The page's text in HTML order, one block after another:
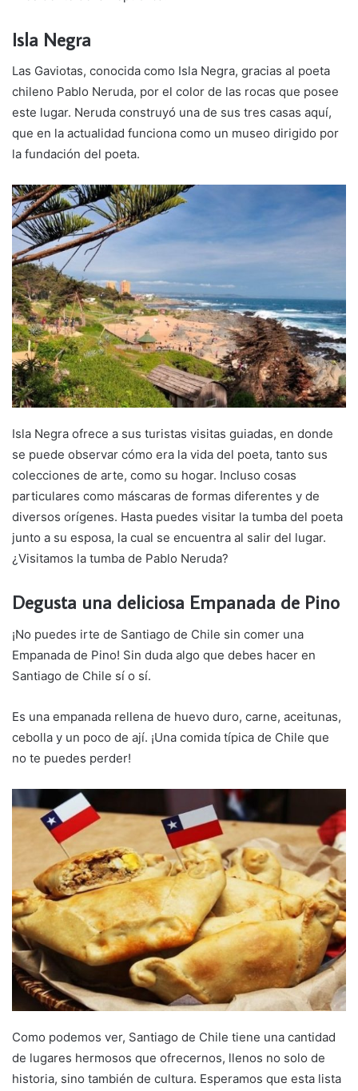
Isla Negra
Las Gaviotas, conocida como Isla Negra, gracias al poeta
chileno Pablo Neruda, por el color de las rocas que posee
este lugar. Neruda construyó una de sus tres casas aquí,
que en la actualidad funciona como un museo dirigido por
la fundación del poeta.
Isla Negra ofrece a sus turistas visitas guiadas, en donde
se puede observar cómo era la vida del poeta, tanto sus
colecciones de arte, como su hogar. Incluso cosas
particulares como máscaras de formas diferentes y de
diversos orígenes. Hasta puedes visitar la tumba del poeta
junto a su esposa, la cual se encuentra al salir del lugar.
¿Visitamos la tumba de Pablo Neruda?
Degusta una deliciosa Empanada de Pino
¡No puedes irte de Santiago de Chile sin comer una
Empanada de Pino! Sin duda algo que debes hacer en
Santiago de Chile sí o sí.
Es una empanada rellena de huevo duro, carne, aceitunas,
cebolla y un poco de ají. ¡Una comida típica de Chile que
no te puedes perder!
Como podemos ver, Santiago de Chile tiene una cantidad
de lugares hermosos que ofrecernos, llenos no solo de
historia, sino también de cultura. Esperamos que esta lista